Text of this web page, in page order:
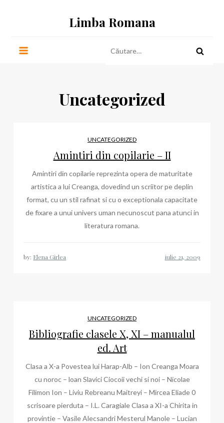
Limba Romana
după:
Uncategorized
UNCATEGORIZED
Amintiri din copilarie – II
Amintiri din copilarie reprezinta opera de maturitate
artistica a lui Creanga, dovedind un scriitor pe deplin
format, cu un stil rafinat si cu o exceptionala capacitate
de fixare a unui univers uman necunoscut pana atunci in
literatura romana.
by: Elena Gîrlea
UNCATEGORIZED
Bibliografie clasele X, XI – manualul
ed. Art
Clasa a X-a Povestea lui Harap-Alb – Ion Creanga Moara
cu noroc – loan Slavici Ciocoii vechi si noi – Nicolae
Filimon Ion – Liviu Rebreanu Maitreyi – Mircea Eliade 0
scrisoare pierduta – I.L. Caragiale Clasa a XI-a Chirita in
provintie – Vasile Alecsandri Mesterul Manole – Lucian